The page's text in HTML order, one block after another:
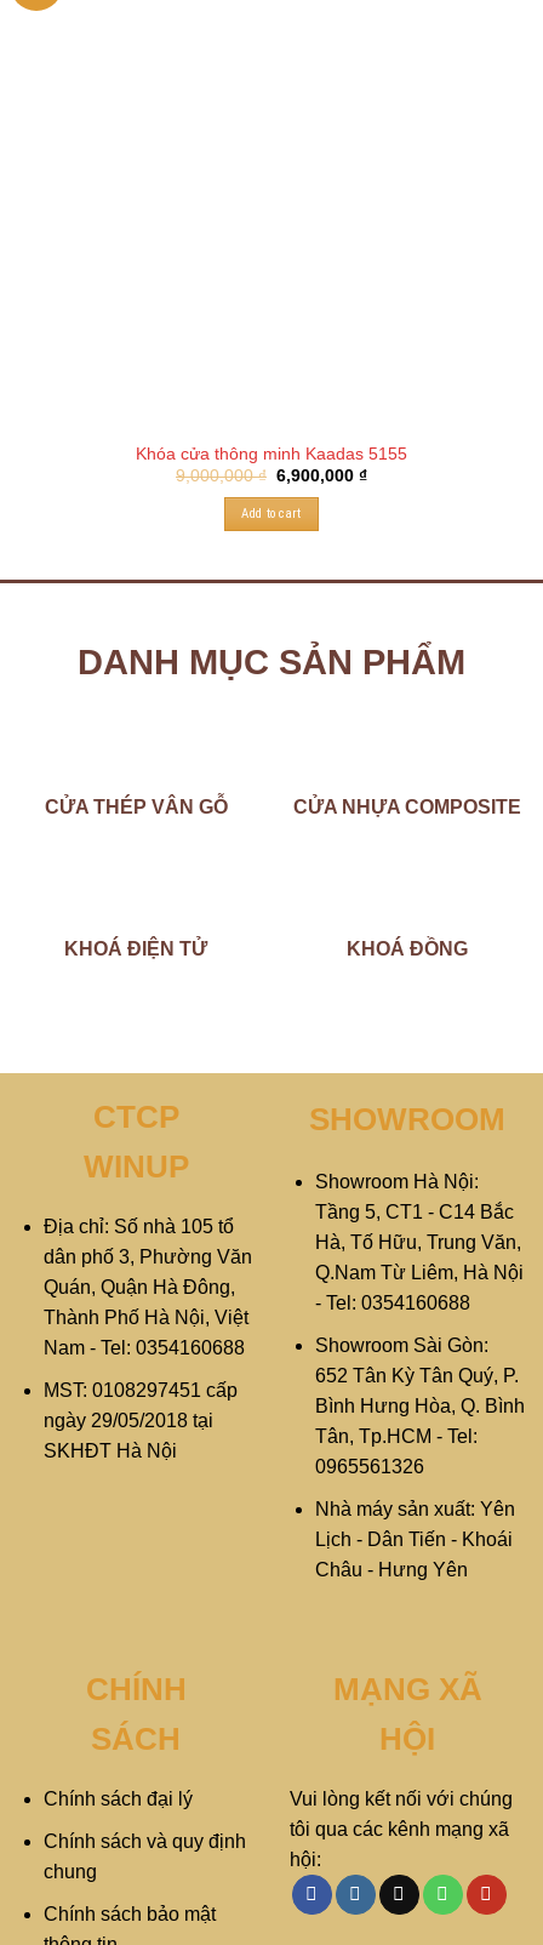
Khóa cửa thông minh Kaadas 5155
9,000,000₫ 6,900,000₫
Add to cart
DANH MỤC SẢN PHẨM
CỬA THÉP VÂN GỖ CỬA NHỰA COMPOSITE
KHOÁ ĐIỆN TỬ KHOÁ ĐỒNG
CTCP
WINUP
Địa chỉ: Số nhà 105 tổ
dân phố 3, Phường Văn
Quán, Quận Hà Đông,
Thành Phố Hà Nội, Việt
Nam - Tel: 0354160688
MST: 0108297451 cấp
ngày 29/05/2018 tại
SKHĐT Hà Nội
SHOWROOM
Showroom Hà Nội:
Tầng 5, CT1 - C14 Bắc
Hà, Tố Hữu, Trung Văn,
Q.Nam Từ Liêm, Hà Nội
- Tel: 0354160688
Showroom Sài Gòn:
652 Tân Kỳ Tân Quý, P.
Bình Hưng Hòa, Q. Bình
Tân, Tp.HCM - Tel:
0965561326
Nhà máy sản xuất: Yên
Lịch - Dân Tiến - Khoái
Châu - Hưng Yên
CHÍNH
SÁCH
Chính sách đại lý
Chính sách và quy định
chung
Chính sách bảo mật
MẠNG XÃ
HỘI
Vui lòng kết nối với chúng
tôi qua các kênh mạng xã
hội: